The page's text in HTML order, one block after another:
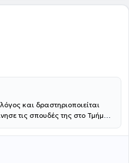
και σε καταφύγιο γυναικών
Έχει παράσχει θεραπεία
στην Εθνική Υπηρεσία
τομέα/ φιλανθρωπικές
και δραστηριοποιείται
τις σπουδές της στο Τμήμα
(MSc) στην Κλινική και
και Αφηγηματικής